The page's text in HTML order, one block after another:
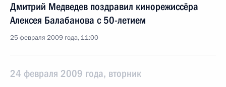
Дмитрий Медведев поздравил кинорежиссёра
Алексея Балабанова с 50-летием
25 февраля 2009 года, 11:00
24 февраля 2009 года, вторник